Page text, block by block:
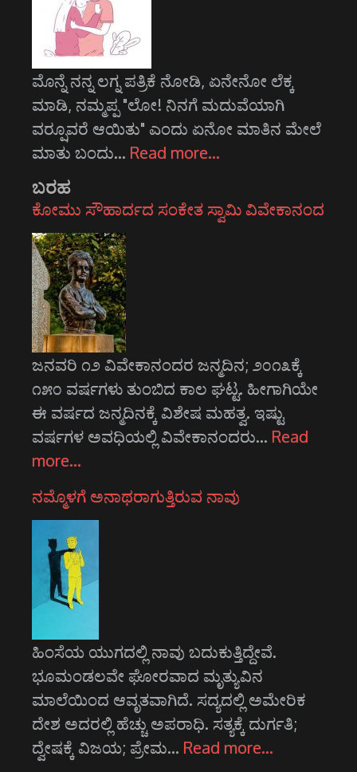
ಮೊನ್ನೆ ನನ್ನ ಲಗ್ನ ಪತ್ರಿಕೆ ನೋಡಿ, ಏನೇನೋ ಲೆಕ್ಕ
ಮಾಡಿ, ನಮ್ಮಪ್ಪ "ಲೋ! ನಿನಗೆ ಮದುವೆಯಾಗಿ
ವರ್‍ಷೂವರೆ ಆಯಿತು" ಎಂದು ಏನೋ ಮಾತಿನ ಮೇಲೆ
ಮಾತು ಬಂದು… Read more…
ಬರಹ
ಕೋಮು ಸೌಹಾರ್ದದ ಸಂಕೇತ ಸ್ವಾಮಿ ವಿವೇಕಾನಂದ
ಜನವರಿ ೧೨ ವಿವೇಕಾನಂದರ ಜನ್ಮದಿನ; ೨೦೧೩ಕ್ಕೆ
೧೫೦ ವರ್ಷಗಳು ತುಂಬಿದ ಕಾಲ ಘಟ್ಟ. ಹೀಗಾಗಿಯೇ
ಈ ವರ್ಷದ ಜನ್ಮದಿನಕ್ಕೆ ವಿಶೇಷ ಮಹತ್ವ. ಇಷ್ಟು
ವರ್ಷಗಳ ಅವಧಿಯಲ್ಲಿ ವಿವೇಕಾನಂದರು… Read
more…
ನಮ್ಮೊಳಗೆ ಅನಾಥರಾಗುತ್ತಿರುವ ನಾವು
ಹಿಂಸೆಯ ಯುಗದಲ್ಲಿ ನಾವು ಬದುಕುತ್ತಿದ್ದೇವೆ.
ಭೂಮಂಡಲವೇ ಘೋರವಾದ ಮೃತ್ಯುವಿನ
ಮಾಲೆಯಿಂದ ಆವೃತವಾಗಿದೆ. ಸದ್ಯದಲ್ಲಿ ಅಮೇರಿಕ
ದೇಶ ಅದರಲ್ಲಿ ಹೆಚ್ಚು ಅಪರಾಧಿ. ಸತ್ಯಕ್ಕೆ ದುರ್ಗತಿ;
ದ್ವೇಷಕ್ಕೆ ವಿಜಯ; ಪ್ರೇಮ… Read more…